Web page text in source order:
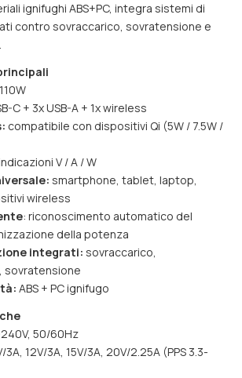
ignifughi ABS+PC, integra sistemi di
contro sovraccarico, sovratensione e
110W
C + 3x USB-A + 1x wireless
compatibile con dispositivi Qi (5W / 7.5W /
V / A / W
smartphone, tablet, laptop,
wireless
: riconoscimento automatico del
della potenza
integrati: sovraccarico,
sovratensione
ABS + PC ignifugo
50/60Hz
3A, 12V/3A, 15V/3A, 20V/2.25A (PPS 3.3-